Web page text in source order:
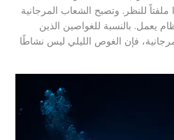
للنظر. وتصبح الشعاب المرجانية
يعمل. بالنسبة للغواصين الذين
فإن الغوص الليلي ليس نشاطًا